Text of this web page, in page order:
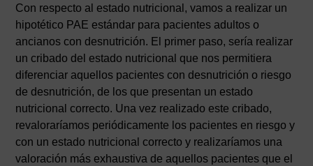
Con respecto al estado nutricional, vamos a realizar un
hipotético PAE estándar para pacientes adultos o
ancianos con desnutrición. El primer paso, sería realizar
un cribado del estado nutricional que nos permitiera
diferenciar aquellos pacientes con desnutrición o riesgo
de desnutrición, de los que presentan un estado
nutricional correcto. Una vez realizado este cribado,
revaloraríamos periódicamente los pacientes en riesgo y
con un estado nutricional correcto y realizaríamos una
valoración más exhaustiva de aquellos pacientes que el